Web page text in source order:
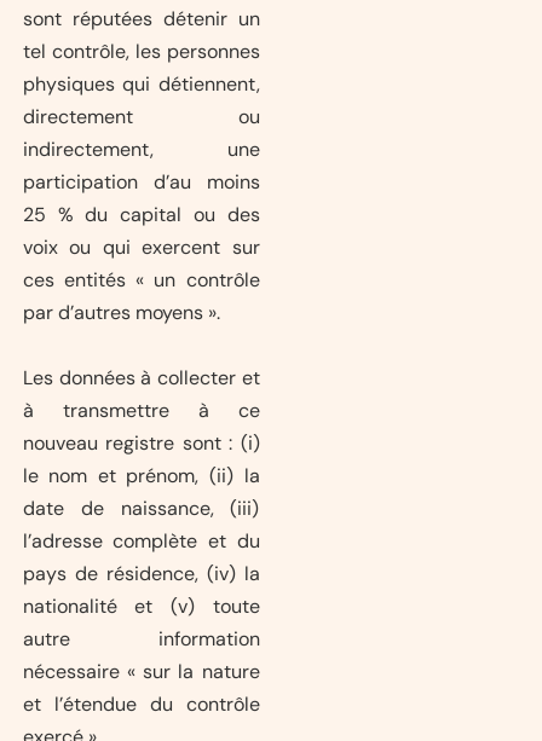
sont réputées détenir un
tel contrôle, les personnes
physiques qui détiennent,
directement ou
indirectement, une
participation d’au moins
25 % du capital ou des
voix ou qui exercent sur
ces entités « un contrôle
par d’autres moyens ».
Les données à collecter et
à transmettre à ce
nouveau registre sont : (i)
le nom et prénom, (ii) la
date de naissance, (iii)
l’adresse complète et du
pays de résidence, (iv) la
nationalité et (v) toute
autre information
nécessaire « sur la nature
et l’étendue du contrôle